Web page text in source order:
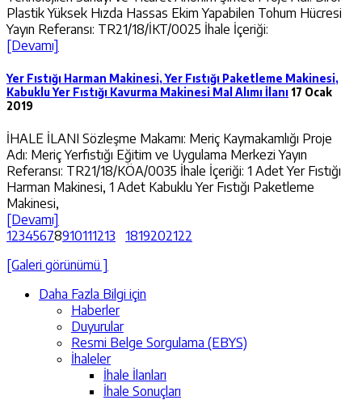
Plastik Yüksek Hızda Hassas Ekim Yapabilen Tohum Hücresi
Yayın Referansı: TR21/18/İKT/0025 İhale İçeriği:
[Devamı]
Yer Fıstığı Harman Makinesi, Yer Fıstığı Paketleme Makinesi,
Kabuklu Yer Fıstığı Kavurma Makinesi Mal Alımı İlanı 17 Ocak
2019
İHALE İLANI Sözleşme Makamı: Meriç Kaymakamlığı Proje
Adı: Meriç Yerfıstığı Eğitim ve Uygulama Merkezi Yayın
Referansı: TR21/18/KÖA/0035 İhale İçeriği: 1 Adet Yer Fıstığı
Harman Makinesi, 1 Adet Kabuklu Yer Fıstığı Paketleme
Makinesi,
[Devamı]
12345678910111213 1819202122
[Galeri görünümü ]
Daha Fazla Bilgi için
Haberler
Duyurular
Resmi Belge Sorgulama (EBYS)
İhaleler
İhale İlanları
İhale Sonuçları